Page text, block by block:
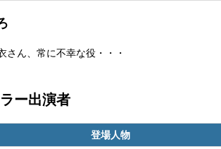
さん、常に不幸な役・・・
ー出演者
登場人物